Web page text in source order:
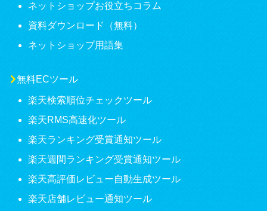
ネットショップお役立ちコラム
資料ダウンロード（無料）
ネットショップ用語集
無料ECツール
楽天検索順位チェックツール
楽天RMS高速化ツール
楽天ランキング受賞通知ツール
楽天週間ランキング受賞通知ツール
楽天高評価レビュー自動生成ツール
楽天店舗レビュー通知ツール